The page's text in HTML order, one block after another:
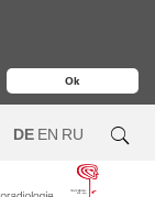
Ok
DE EN RU